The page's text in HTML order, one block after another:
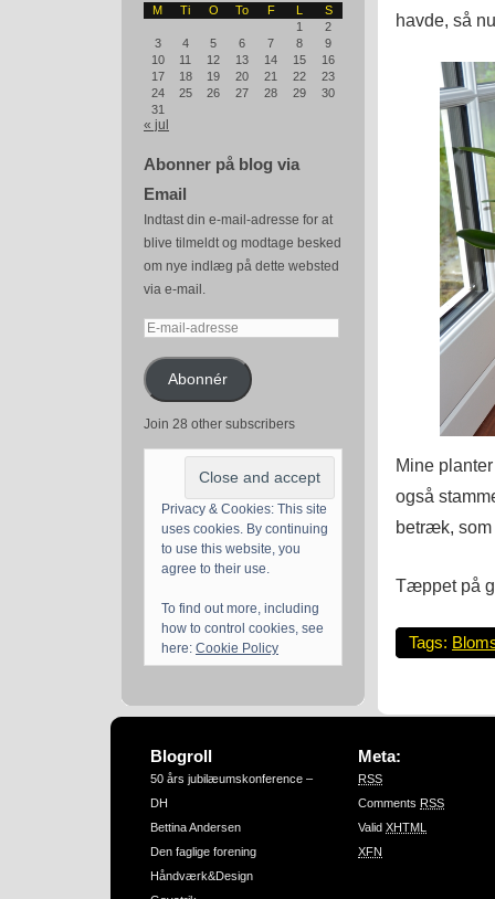
M
Ti O To F L
S
1
2
3
4 5 6 7 8
9
10
11 12 13 14 15
16
17
18 19 20 21 22
23
24
25 26 27 28 29
30
31
« jul
Abonner på blog via
Email
Indtast din e-mail-adresse for at
blive tilmeldt og modtage besked
om nye indlæg på dette websted
via e-mail.
E-
adresseAbonnér
Join 28 other subscribers
Privacy & Cookies: This site
uses cookies. By continuing
to use this website, you
agree to their use.
To find out more, including
how to control cookies, see
here: Cookie Policy
havde, så
Mine
også
betræk,
Tæppet på
Tags:
Blogroll
50 års jubilæumskonference –
DH
Bettina Andersen
Den faglige forening
Håndværk&Design
Meta:
RSS
Comments RSS
Valid XHTML
XFN